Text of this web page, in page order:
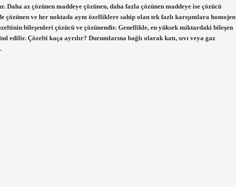
az çözünen maddeye çözünen, daha fazla çözünen maddeye ise çözücü
ve her noktada aynı özelliklere sahip olan tek fazlı karışımlara homojen
bileşenleri çözücü ve çözünendir. Genellikle, en yüksek miktardaki bileşen
edilir. Çözelti kaça ayrılır? Durumlarına bağlı olarak katı, sıvı veya gaz